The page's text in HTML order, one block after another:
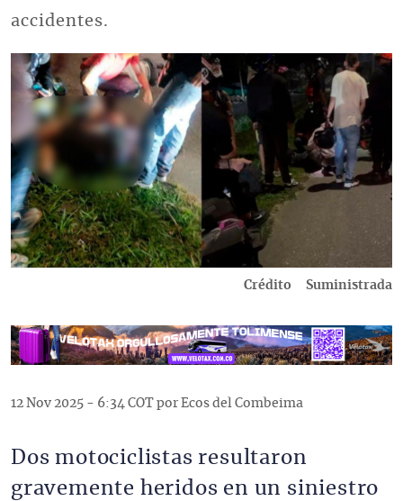
accidentes.
Imagen
Crédito Suministrada
12 Nov 2025 - 6:34 COT por Ecos del Combeima
Dos motociclistas resultaron
gravemente heridos en un siniestro